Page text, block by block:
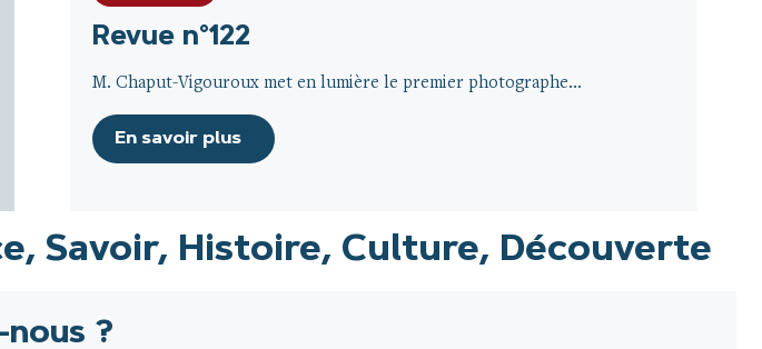
Revue n°122
M. Chaput-Vigouroux met en lumière le premier photographe...
En savoir plus
Savoir, Histoire, Culture, Découverte
nous ?